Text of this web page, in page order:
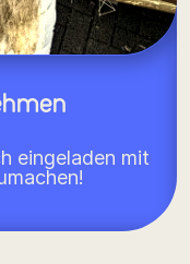
eingeladen mit